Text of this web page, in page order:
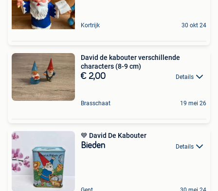
Kortrijk 30 okt 24
David de kabouter verschillende
characters (8-9 cm)
€ 2,00 Details
Brasschaat 19 mei 26
💙 David De Kabouter
Bieden Details